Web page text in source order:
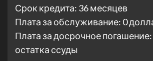
Срок кредита: 36 месяцев
Плата за обслуживание: 0
Плата за досрочное погашение:
остатка ссуды